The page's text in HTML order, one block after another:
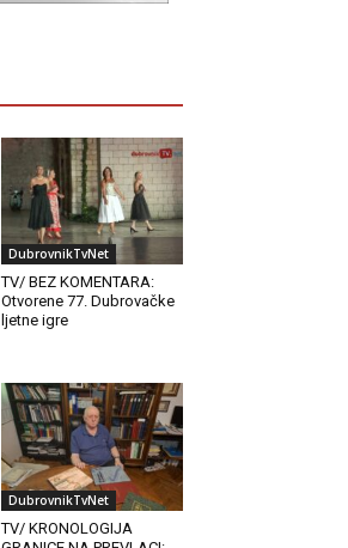
DubrovnikTvNet
TV/ BEZ KOMENTARA:
Otvorene 77. Dubrovačke
ljetne igre
DubrovnikTvNet
TV/ KRONOLOGIJA